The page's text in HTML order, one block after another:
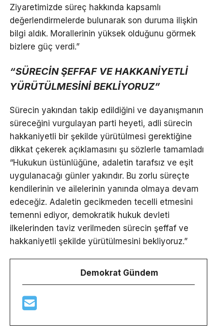
Ziyaretimizde süreç hakkında kapsamlı
değerlendirmelerde bulunarak son duruma ilişkin
bilgi aldık. Morallerinin yüksek olduğunu görmek
bizlere güç verdi.”
“SÜRECİN ŞEFFAF VE HAKKANİYETLİ
YÜRÜTÜLMESİNİ BEKLİYORUZ”
Sürecin yakından takip edildiğini ve dayanışmanın
süreceğini vurgulayan parti heyeti, adli sürecin
hakkaniyetli bir şekilde yürütülmesi gerektiğine
dikkat çekerek açıklamasını şu sözlerle tamamladı
“Hukukun üstünlüğüne, adaletin tarafsız ve eşit
uygulanacağı günler yakındır. Bu zorlu süreçte
kendilerinin ve ailelerinin yanında olmaya devam
edeceğiz. Adaletin gecikmeden tecelli etmesini
temenni ediyor, demokratik hukuk devleti
ilkelerinden taviz verilmeden sürecin şeffaf ve
hakkaniyetli şekilde yürütülmesini bekliyoruz.”
Demokrat Gündem